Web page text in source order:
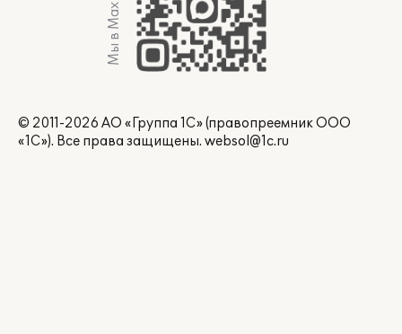
Мы в Max
© 2011-2026 АО «Группа 1С» (правопреемник ООО
«1С»). Все права защищены. websol@1c.ru